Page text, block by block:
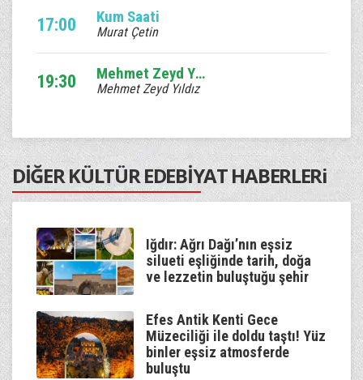
17:00 Kum Saati
Murat Çetin
19:30 Mehmet Zeyd Yıldız sizlerle
Mehmet Zeyd Yıldız
DİĞER KÜLTÜR EDEBİYAT HABERLERi
Iğdır: Ağrı Dağı’nın eşsiz
silueti eşliğinde tarih, doğa
ve lezzetin buluştuğu şehir
Efes Antik Kenti Gece
Müzeciliği ile doldu taştı! Yüz
binler eşsiz atmosferde
buluştu